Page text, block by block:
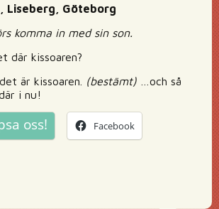
Liseberg, Göteborg
komma in med sin son.
där kissoaren?
är kissoaren.
(bestämt) …och så
i nu!
oss! Facebook